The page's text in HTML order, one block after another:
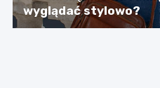
wyglądać stylowo?